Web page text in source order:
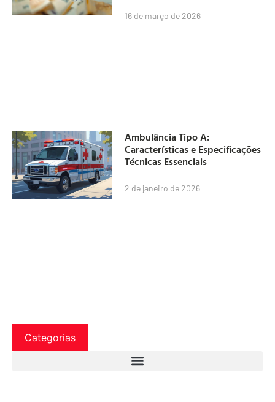
16 de março de 2026
Ambulância Tipo A:
Características e Especificações
Técnicas Essenciais
2 de janeiro de 2026
Categorias